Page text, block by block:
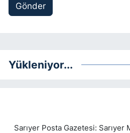
Gönder
Yükleniyor...
Sarıyer Posta Gazetesi: